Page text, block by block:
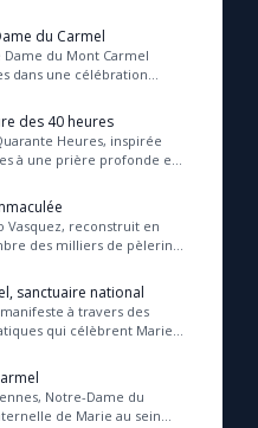
du Carmel
du Mont Carmel
dans une célébration
des 40 heures
Heures, inspirée
à une prière profonde et
Vasquez, reconstruit en
des milliers de pèlerins
sanctuaire national
à travers des
qui célèbrent Marie
Notre-Dame du
de Marie au sein